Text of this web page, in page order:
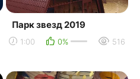
Парк звезд 2019
1:00 0% 516